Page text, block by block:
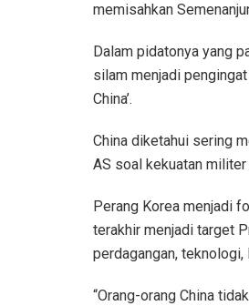
memisahkan
Dalam pidatonya yang
silam menjadi
China’.
China diketahui sering
AS soal kekuatan militer
Perang Korea menjadi
terakhir menjadi target
perdagangan,
“Orang-orang China